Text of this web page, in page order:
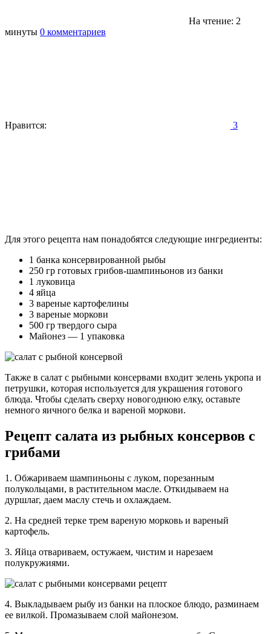
На чтение: 2
минуты 0 комментариев
Нравится: 3
Для этого рецепта нам понадобятся следующие ингредиенты:
1 банка консервированной рыбы
250 гр готовых грибов-шампиньонов из банки
1 луковица
4 яйца
3 вареные картофелины
3 вареные моркови
500 гр твердого сыра
Майонез — 1 упаковка
Также в салат с рыбными консервами входит зелень укропа и
петрушки, которая используется для украшения готового
блюда. Чтобы сделать сверху новогоднюю елку, оставьте
немного яичного белка и вареной моркови.
Рецепт салата из рыбных консервов с
грибами
1. Обжариваем шампиньоны с луком, порезанным
полукольцами, в растительном масле. Откидываем на
дуршлаг, даем маслу стечь и охлаждаем.
2. На средней терке трем вареную морковь и вареный
картофель.
3. Яйца отвариваем, остужаем, чистим и нарезаем
полукружиями.
4. Выкладываем рыбу из банки на плоское блюдо, разминаем
ее вилкой. Промазываем слой майонезом.